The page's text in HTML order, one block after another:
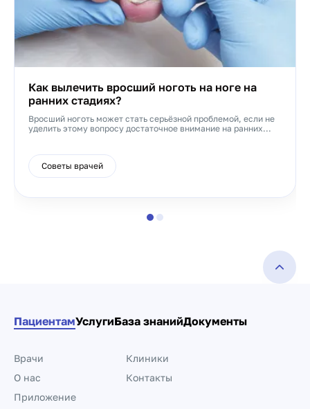
Как вылечить вросший ноготь на ноге на
ранних стадиях?
Вросший ноготь может стать серьёзной проблемой, если не
уделить этому вопросу достаточное внимание на ранних...
Советы врачей
ПациентамУслугиБаза знанийДокументы
Врачи
Клиники
О нас
Контакты
Приложение